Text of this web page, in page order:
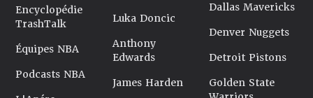
Encyclopédie
TrashTalk
Équipes NBA
Podcasts NBA
Luka Doncic
Anthony
Edwards
James Harden
Dallas Mavericks
Denver Nuggets
Detroit Pistons
Golden State